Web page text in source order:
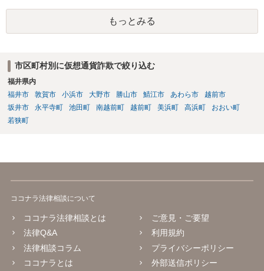
ることは、加害者である第１審被告らに対し、故意に違法な手段で取
得した利得を許容する結果になって相当でない。」と判示した。。 投
もっとみる
市区町村別に仮想通貨詐欺で絞り込む
福井県内
福井市
敦賀市 小浜市 大野市 勝山市 鯖江市 あわら市
越前市
坂井市
永平寺町 池田町 南越前町 越前町 美浜町 高浜町
おおい町
若狭町
ココナラ法律相談について
ココナラ法律相談とは
法律Q&A
法律相談コラム
ココナラとは
ご意見・ご要望
利用規約
プライバシーポリシー
外部送信ポリシー